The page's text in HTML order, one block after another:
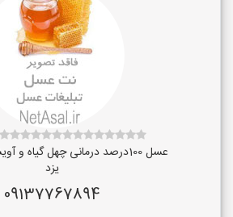
عسل 100درصد درمانی چهل گیاه و آویشن به ضمانت
یزد
09137767894